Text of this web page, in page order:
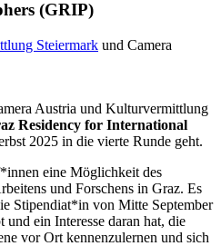
(GRIP)
Steiermark und Camera
Austria und Kulturvermittlung
Residency for International
2025 in die vierte Runde geht.
eine Möglichkeit des
und Forschens in Graz. Es
Stipendiat*in von Mitte September
ein Interesse daran hat, die
vor Ort kennenzulernen und sich